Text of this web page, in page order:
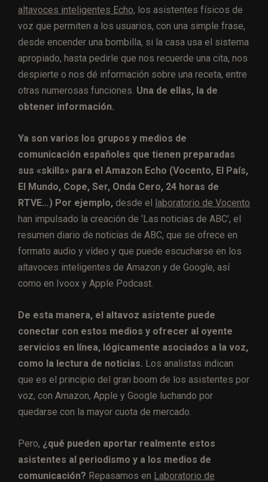
altavoces inteligentes Echo, los asistentes físicos de
voz que permiten a los usuarios, con una simple frase,
desde encender una bombilla, si la casa usa el sistema
apropiado, hasta pedirle que nos recuerde una cita, nos
despierte o nos dé información sobre una receta, entre
otras numerosas funciones. Una de ellas, la de
obtener información.
Ya son varios los grupos y medios de
comunicación españoles que tienen preparadas
sus «skills» para el Amazon Echo (Vocento, El País,
El Mundo, Cope, Ser, Onda Cero, 24 horas de
RTVE…) Por ejemplo, desde el laboratorio de Vocento
han impulsado la creación de ‘Las noticias de ABC’, el
resumen diario de noticias de ABC, que se ofrece en
formato audio y vídeo y que puede escucharse en los
altavoces inteligentes de Amazon y de Google, así
como en Ivoox y Apple Podcast.
De esta manera, el altavoz asistente puede
conectar con estos medios y ofrecer al oyente
servicios en línea, lógicamente asociados a la voz,
como la lectura de noticias. Los analistas indican
que es el principio del gran boom de los asistentes por
voz, con Amazon, Apple y Google luchando por
quedarse con la mayor cuota de mercado.
Pero, ¿qué pueden aportar realmente estos
asistentes al periodismo y a los medios de
comunicación? Repasamos en Laboratorio de